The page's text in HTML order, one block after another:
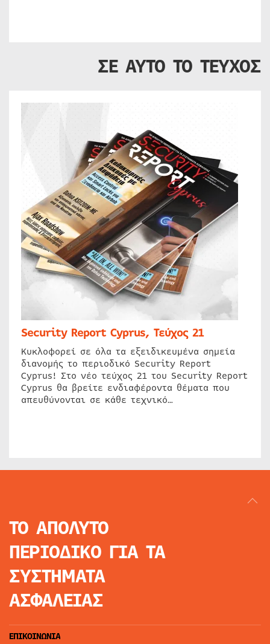
ΣΕ ΑΥΤΟ ΤΟ ΤΕΥΧΟΣ
Security Report Cyprus, Τεύχος 21
Κυκλοφορεί σε όλα τα εξειδικευμένα σημεία
διανομής το περιοδικό Security Report
Cyprus! Στο νέο τεύχος 21 του Security Report
Cyprus θα βρείτε ενδιαφέροντα θέματα που
απευθύνονται σε κάθε τεχνικό…
ΤΟ ΑΠΟΛΥΤΟ
ΠΕΡΙΟΔΙΚΟ ΓΙΑ ΤΑ
ΣΥΣΤΗΜΑΤΑ
ΑΣΦΑΛΕΙΑΣ
ΕΠΙΚΟΙΝΩΝΙΑ